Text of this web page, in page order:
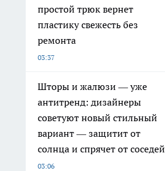
простой трюк вернет
пластику свежесть без
ремонта
03:37
Шторы и жалюзи — уже
антитренд: дизайнеры
советуют новый стильный
вариант — защитит от
солнца и спрячет от соседей
03:06